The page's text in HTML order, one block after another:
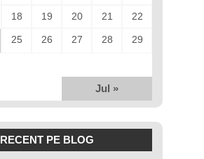
Jul »
18 19 20 21 22
25 26 27 28 29
RECENT PE BLOG